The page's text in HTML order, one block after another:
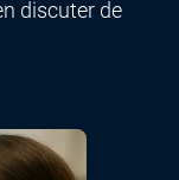
discuter de